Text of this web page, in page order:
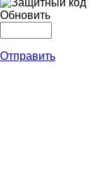
Обновить
Отправить